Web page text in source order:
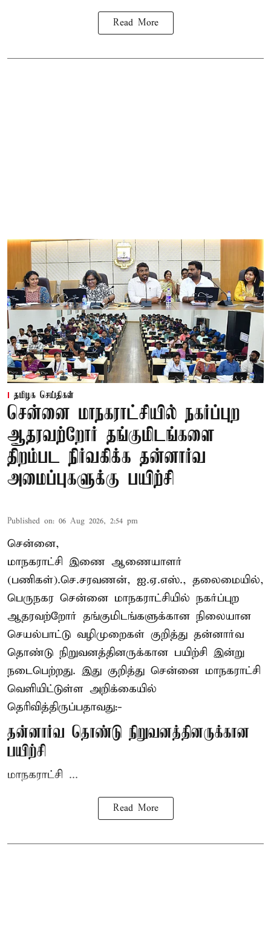
Read More
தமிழக செய்திகள்
சென்னை மாநகராட்சியில் நகர்ப்புற
ஆதரவற்றோர் தங்குமிடங்களை
திறம்பட நிர்வகிக்க தன்னார்வ
அமைப்புகளுக்கு பயிற்சி
Published on: 06 Aug 2026, 2:54 pm
சென்னை,
மாநகராட்சி இணை ஆணையாளர்
(பணிகள்).செ.சரவணன், ஐ.ஏ.எஸ்., தலைமையில்,
பெருநகர சென்னை மாநகராட்சியில் நகர்ப்புற
ஆதரவற்றோர் தங்குமிடங்களுக்கான நிலையான
செயல்பாட்டு வழிமுறைகள் குறித்து தன்னார்வ
தொண்டு நிறுவனத்தினருக்கான பயிற்சி இன்று
நடைபெற்றது. இது குறித்து சென்னை மாநகராட்சி
வெளியிட்டுள்ள அறிக்கையில்
தெரிவித்திருப்பதாவது:-
தன்னார்வ தொண்டு நிறுவனத்தினருக்கான
பயிற்சி
மாநகராட்சி ...
Read More